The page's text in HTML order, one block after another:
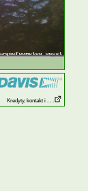
Kredyty, kontakt i . . .